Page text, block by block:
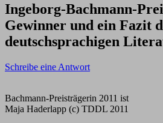
Ingeborg-Bachmann-
Gewinner und ein Fazit
deutschsprachigen
Schreibe eine Antwort
Bachmann-Preisträgerin 2011 ist
Maja Haderlapp (c) TDDL 2011